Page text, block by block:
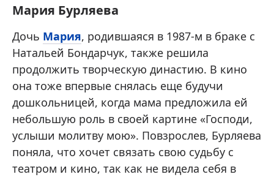
Мария Бурляева
Дочь Мария, родившаяся в 1987-м в браке с
Натальей Бондарчук, также решила
продолжить творческую династию. В кино
она тоже впервые снялась еще будучи
дошкольницей, когда мама предложила ей
небольшую роль в своей картине «Господи,
услыши молитву мою». Повзрослев, Бурляева
поняла, что хочет связать свою судьбу с
театром и кино, так как не видела себя в